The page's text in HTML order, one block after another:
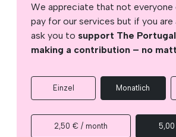
We appreciate that not
pay for our services but if you are
ask you to support The
making a contribution – no
Einzel Monatlich
2,50 € / month